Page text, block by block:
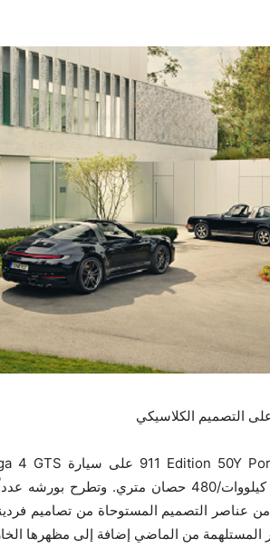
التصميم الكلاسيكي
عناصر التصميم المستوحاة من تصاميم
المستلهمة من الماضي إضافة إلى مظهرها